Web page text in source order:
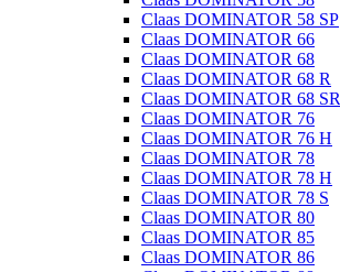
Claas DOMINATOR 58 SP
Claas DOMINATOR 66
Claas DOMINATOR 68
Claas DOMINATOR 68 R
Claas DOMINATOR 68 SR
Claas DOMINATOR 76
Claas DOMINATOR 76 H
Claas DOMINATOR 78
Claas DOMINATOR 78 H
Claas DOMINATOR 78 S
Claas DOMINATOR 80
Claas DOMINATOR 85
Claas DOMINATOR 86